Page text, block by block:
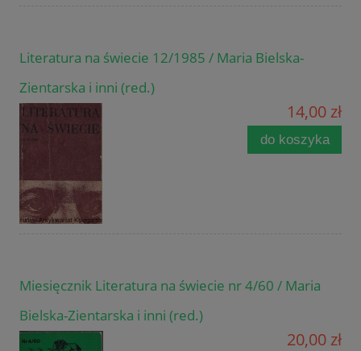
Literatura na świecie 12/1985 / Maria Bielska-
Zientarska i inni (red.)
14,00 zł
do koszyka
Miesięcznik Literatura na świecie nr 4/60 / Maria
Bielska-Zientarska i inni (red.)
20,00 zł